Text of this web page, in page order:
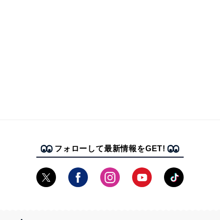
フォローして最新情報をGET!